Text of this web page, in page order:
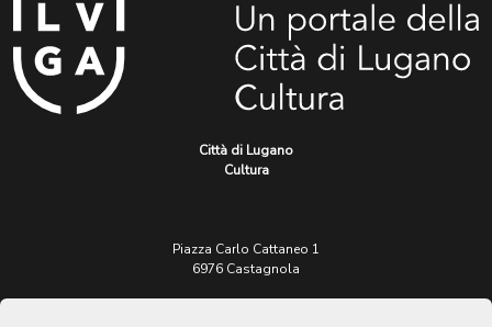
Città di Lugano
Cultura
Piazza Carlo Cattaneo 1
6976 Castagnola